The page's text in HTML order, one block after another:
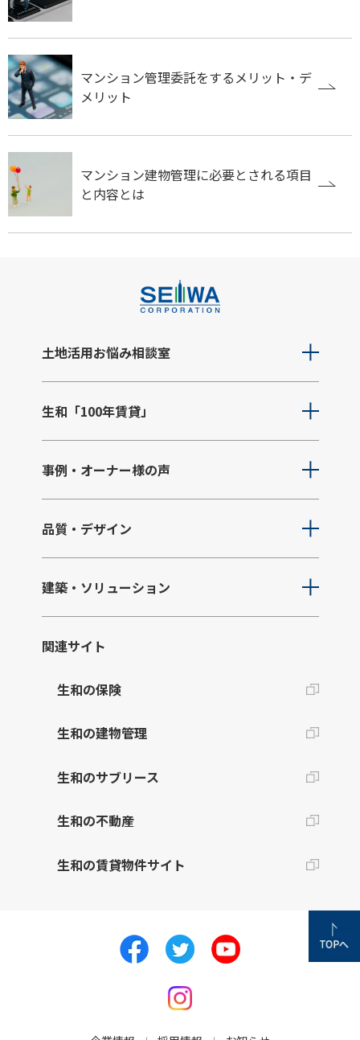
マンション管理委託をするメリット・デ
メリット
マンション建物管理に必要とされる項目
と内容とは
土地活用お悩み相談室
生和「100年賃貸」
事例・オーナー様の声
品質・デザイン
建築・ソリューション
関連サイト
生和の保険
生和の建物管理
生和のサブリース
生和の不動産
生和の賃貸物件サイト